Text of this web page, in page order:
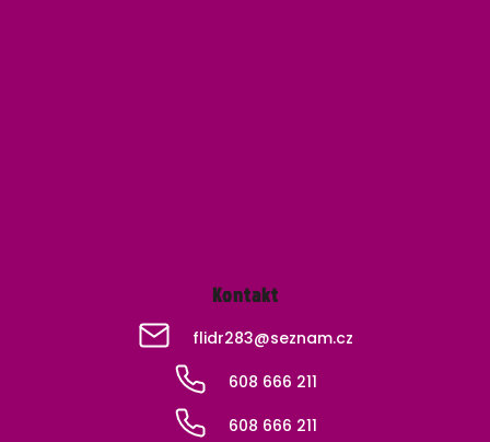
Kontakt
flidr283@seznam.cz
608 666 211
608 666 211